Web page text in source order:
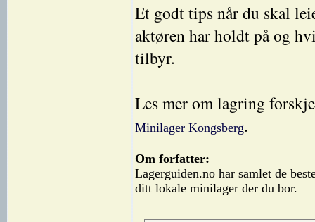
Et godt tips når du skal
aktøren har holdt på og
tilbyr.
Les mer om lagring
Minilager Kongsberg.
Om forfatter:
Lagerguiden.no har samlet de
ditt lokale minilager der du bor.